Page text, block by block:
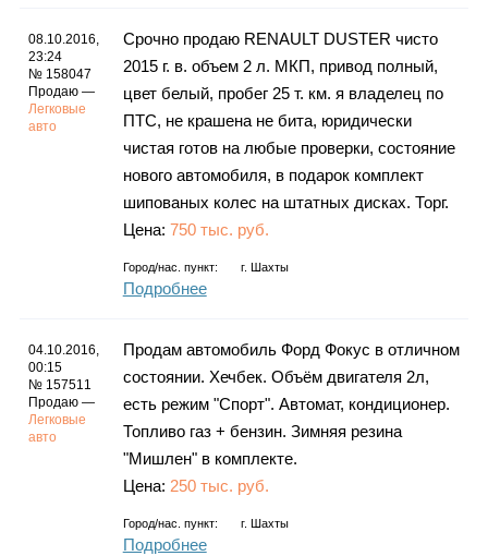
08.10.2016,
23:24
№ 158047
Продаю —
Легковые
авто
Срочно продаю RENAULT DUSTER чисто
2015 г. в. объем 2 л. МКП, привод полный,
цвет белый, пробег 25 т. км. я владелец по
ПТС, не крашена не бита, юридически
чистая готов на любые проверки, состояние
нового автомобиля, в подарок комплект
шипованых колес на штатных дисках. Торг.
Цена: 750 тыс. руб.
Город/нас. пункт: г. Шахты
Подробнее
04.10.2016,
00:15
№ 157511
Продаю —
Легковые
авто
Продам автомобиль Форд Фокус в отличном
состоянии. Хечбек. Объём двигателя 2л,
есть режим "Спорт". Автомат, кондиционер.
Топливо газ + бензин. Зимняя резина
"Мишлен" в комплекте.
Цена: 250 тыс. руб.
Город/нас. пункт: г. Шахты
Подробнее